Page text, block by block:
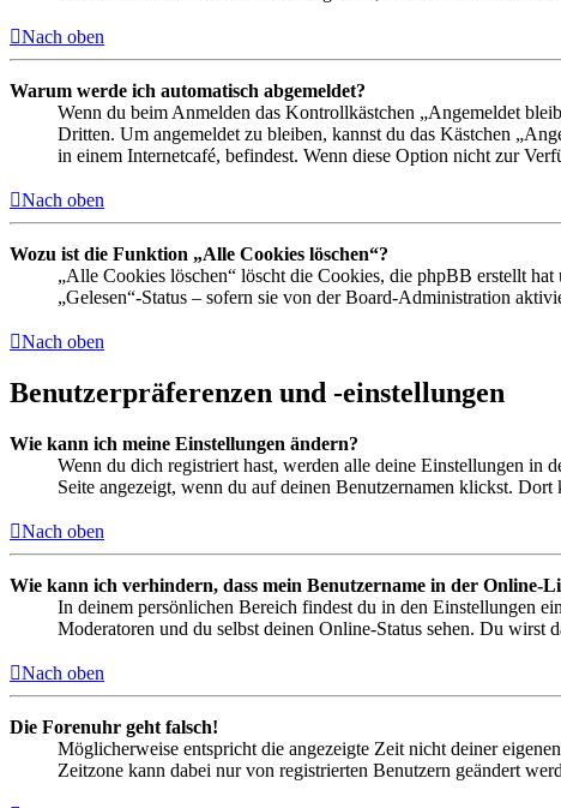
Nach oben
Warum werde ich automatisch abgemeldet?
Wenn du beim Anmelden das Kontrollkästchen „Angemeldet
Dritten. Um angemeldet zu bleiben, kannst du das Kästchen
in einem Internetcafé, befindest. Wenn diese Option nicht zur
Nach oben
Wozu ist die Funktion „Alle Cookies löschen“?
„Alle Cookies löschen“ löscht die Cookies, die phpBB erstellt
„Gelesen“-Status – sofern sie von der Board-Administration
Nach oben
Benutzerpräferenzen und -einstellungen
Wie kann ich meine Einstellungen ändern?
Wenn du dich registriert hast, werden alle deine Einstellungen in
Seite angezeigt, wenn du auf deinen Benutzernamen klickst.
Nach oben
Wie kann ich verhindern, dass mein Benutzername in der Online-
In deinem persönlichen Bereich findest du in den Einstellungen
Moderatoren und du selbst deinen Online-Status sehen. Du wirst
Nach oben
Die Forenuhr geht falsch!
Möglicherweise entspricht die angezeigte Zeit nicht deiner
Zeitzone kann dabei nur von registrierten Benutzern geändert